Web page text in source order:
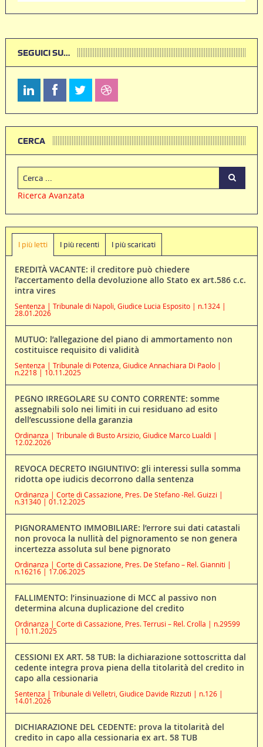
SEGUICI SU…
CERCA
Ricerca Avanzata
I più letti I più recenti I più scaricati
EREDITÀ VACANTE: il creditore può chiedere
l’accertamento della devoluzione allo Stato ex art.586 c.c.
intra vires
Sentenza | Tribunale di Napoli, Giudice Lucia Esposito | n.1324 |
28.01.2026
MUTUO: l’allegazione del piano di ammortamento non
costituisce requisito di validità
Sentenza | Tribunale di Potenza, Giudice Annachiara Di Paolo |
n.2218 | 10.11.2025
PEGNO IRREGOLARE SU CONTO CORRENTE: somme
assegnabili solo nei limiti in cui residuano ad esito
dell’escussione della garanzia
Ordinanza | Tribunale di Busto Arsizio, Giudice Marco Lualdi |
12.02.2026
REVOCA DECRETO INGIUNTIVO: gli interessi sulla somma
ridotta ope iudicis decorrono dalla sentenza
Ordinanza | Corte di Cassazione, Pres. De Stefano -Rel. Guizzi |
n.31340 | 01.12.2025
PIGNORAMENTO IMMOBILIARE: l’errore sui dati catastali
non provoca la nullità del pignoramento se non genera
incertezza assoluta sul bene pignorato
Ordinanza | Corte di Cassazione, Pres. De Stefano – Rel. Gianniti |
n.16216 | 17.06.2025
FALLIMENTO: l’insinuazione di MCC al passivo non
determina alcuna duplicazione del credito
Ordinanza | Corte di Cassazione, Pres. Terrusi – Rel. Crolla | n.29599
| 10.11.2025
CESSIONI EX ART. 58 TUB: la dichiarazione sottoscritta dal
cedente integra prova piena della titolarità del credito in
capo alla cessionaria
Sentenza | Tribunale di Velletri, Giudice Davide Rizzuti | n.126 |
14.01.2026
DICHIARAZIONE DEL CEDENTE: prova la titolarità del
credito in capo alla cessionaria ex art. 58 TUB